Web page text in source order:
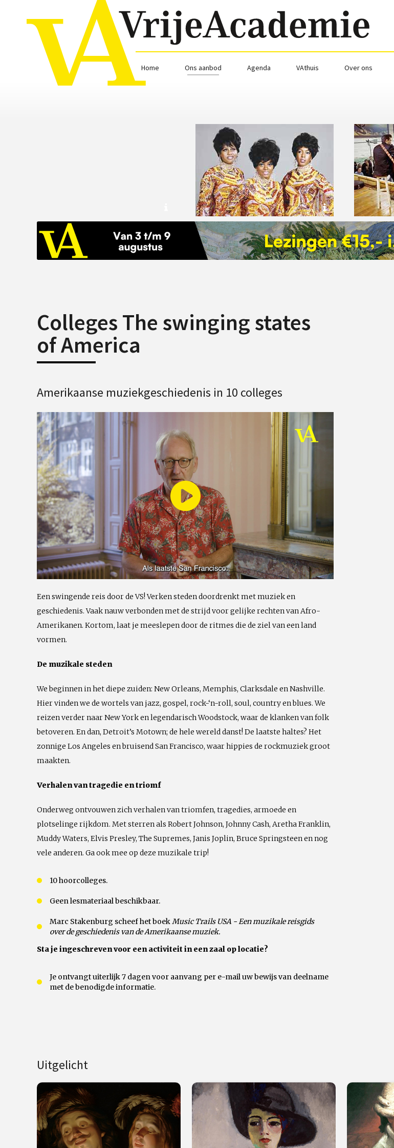
Home Ons aanbod Agenda VAthuis Over ons
Colleges The swinging states
of America
Amerikaanse muziekgeschiedenis in 10 colleges
Play
Video
Een swingende reis door de VS! Verken steden doordrenkt met muziek en
geschiedenis. Vaak nauw verbonden met de strijd voor gelijke rechten van Afro-
Amerikanen. Kortom, laat je meeslepen door de ritmes die de ziel van een land
vormen.
De muzikale steden
We beginnen in het diepe zuiden: New Orleans, Memphis, Clarksdale en Nashville.
Hier vinden we de wortels van jazz, gospel, rock-‘n-roll, soul, country en blues. We
reizen verder naar New York en legendarisch Woodstock, waar de klanken van folk
betoveren. En dan, Detroit’s Motown; de hele wereld danst! De laatste haltes? Het
zonnige Los Angeles en bruisend San Francisco, waar hippies de rockmuziek groot
maakten.
Verhalen van tragedie en triomf
Onderweg ontvouwen zich verhalen van triomfen, tragedies, armoede en
plotselinge rijkdom. Met sterren als Robert Johnson, Johnny Cash, Aretha Franklin,
Muddy Waters, Elvis Presley, The Supremes, Janis Joplin, Bruce Springsteen en nog
vele anderen. Ga ook mee op deze muzikale trip!
10 hoorcolleges.
Geen lesmateriaal beschikbaar.
Marc Stakenburg scheef het boekMusic Trails USA - Een muzikale reisgids
over de geschiedenis van de Amerikaanse muziek.
Sta je ingeschreven voor een activiteit in een zaal op locatie?
Je ontvangt uiterlijk 7 dagen voor aanvang per e-mail uw bewijs van deelname
met de benodigde informatie.
Uitgelicht